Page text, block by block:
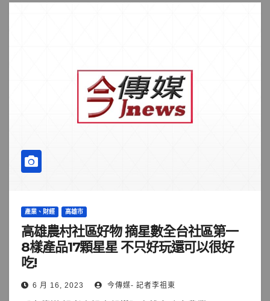
產業、財經 高雄市
高雄農村社區好物 摘星數全台社區第一
8樣產品17顆星星 不只好玩還可以很好
吃!
6 月 16, 2023 今傳媒- 記者李祖東